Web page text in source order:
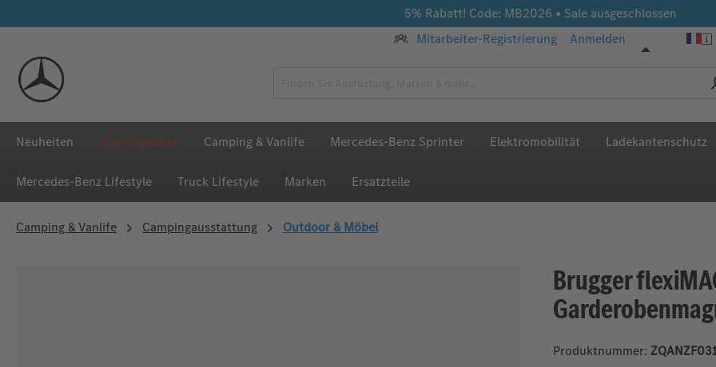
5% Rabatt! Code: MB2026 • Sale ausgeschlossen
Mitarbeiter-Registrierung
Anmelden
Neuheiten Top-Angebote Camping & Vanlife Mercedes-Benz Sprinter Elektromobilität Ladekantenschutz
Mercedes‑Benz Lifestyle Truck Lifestyle Marken Ersatzteile
Camping & Vanlife Campingausstattung Outdoor & Möbel
Brugger
Produktnummer: